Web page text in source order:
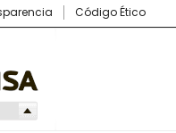
Código Ético